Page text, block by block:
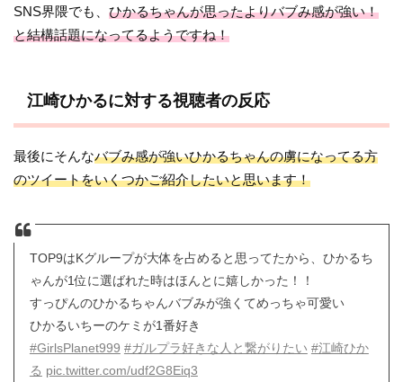
SNS界隈でも、ひかるちゃんが思ったよりバブみ感が強い！
と結構話題になってるようですね！
江崎ひかるに対する視聴者の反応
最後にそんなバブみ感が強いひかるちゃんの虜になってる方
のツイートをいくつかご紹介したいと思います！
TOP9はKグループが大体を占めると思ってたから、ひかるち
ゃんが1位に選ばれた時はほんとに嬉しかった！！
すっぴんのひかるちゃんバブみが強くてめっちゃ可愛い
ひかるいちーのケミが1番好き
#GirlsPlanet999 #ガルプラ好きな人と繋がりたい #江崎ひか
る pic.twitter.com/udf2G8Eiq3